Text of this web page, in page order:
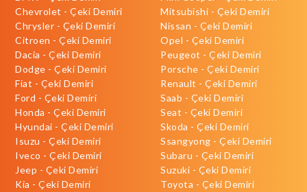
Chevrolet - Çeki Demiri
Chrysler - Çeki Demiri
Citroen - Çeki Demiri
Dacia - Çeki Demiri
Dodge - Çeki Demiri
Fiat - Çeki Demiri
Ford - Çeki Demiri
Honda - Çeki Demiri
Hyundai - Çeki Demiri
Isuzu - Çeki Demiri
Iveco - Çeki Demiri
Jeep - Çeki Demiri
Kia - Çeki Demiri
Mitsubishi - Çeki Demiri
Nissan - Çeki Demiri
Opel - Çeki Demiri
Peugeot - Çeki Demiri
Porsche - Çeki Demiri
Renault - Çeki Demiri
Saab - Çeki Demiri
Seat - Çeki Demiri
Skoda - Çeki Demiri
Ssangyong - Çeki Demiri
Subaru - Çeki Demiri
Suzuki - Çeki Demiri
Toyota - Çeki Demiri